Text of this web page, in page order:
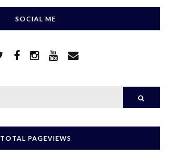
SOCIAL ME
TOTAL PAGEVIEWS